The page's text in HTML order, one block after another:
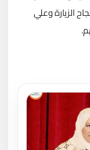
الزيارة وعلي